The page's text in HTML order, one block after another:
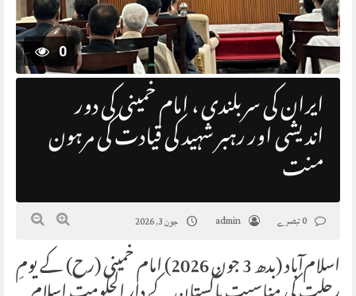
0
ایران کی سربلندی ، امام خمینی کی دور
اندیشی اور رہبر شہید کی قیادت کی مرہون
منت
admin جون 3, 2026
اسلام‌آباد (بدھ 3 جون 2026) امام خمینی (رح) کے یومِ